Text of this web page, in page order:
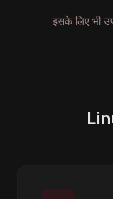
इसके लिए भी